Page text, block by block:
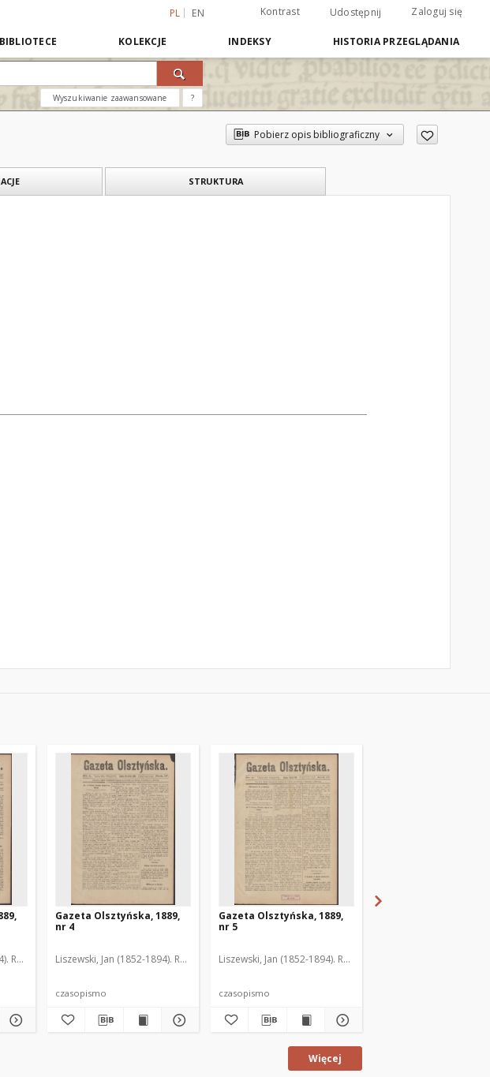
PL EN Kontrast Udostępnij Zaloguj się
KOLEKCJE INDEKSY HISTORIA PRZEGLĄDANIA
Wyszukiwanie zaawansowane ?
Pobierz opis bibliograficzny
STRUKTURA
Red.
Gazeta Olsztyńska, 1889,
nr 4
Liszewski, Jan (1852-1894). Red.
czasopismo
Gazeta Olsztyńska, 1889,
nr 5
Liszewski, Jan (1852-1894). Red.
czasopismo
Więcej